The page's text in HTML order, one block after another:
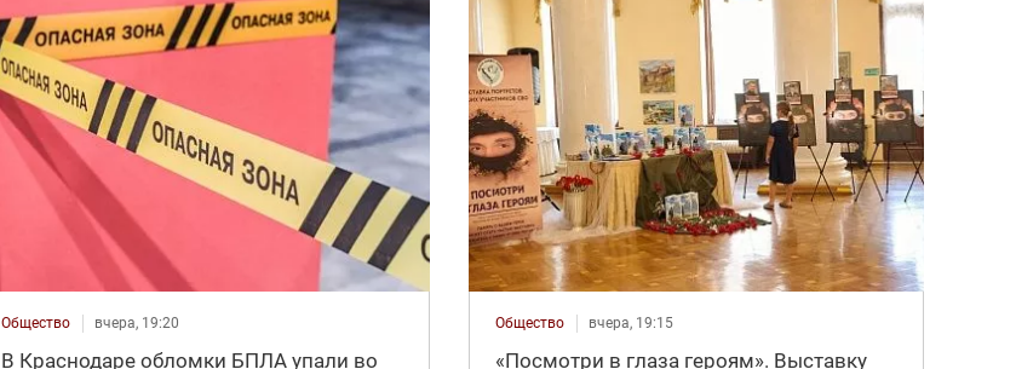
Общество вчера, 19:20
В Краснодаре обломки БПЛА упали во
Общество вчера, 19:15
«Посмотри в глаза героям». Выставку